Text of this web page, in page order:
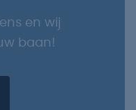
en wij
baan!